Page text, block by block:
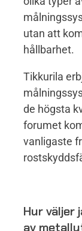
utan att
hållbarhet.
Tikkurila
de högsta
forumet
vanligaste
Hur väljer
av